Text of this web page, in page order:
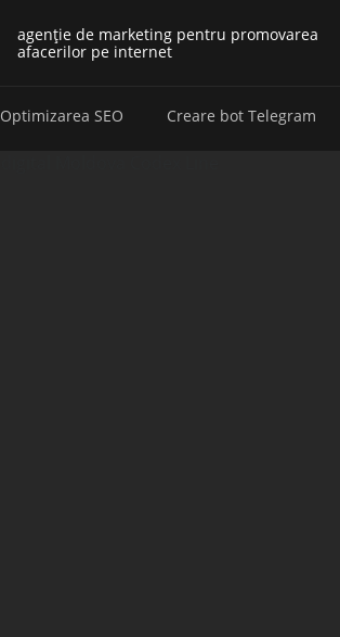
agenție de marketing pentru promovarea
afacerilor pe internet
Optimizarea SEO Creare bot Telegram